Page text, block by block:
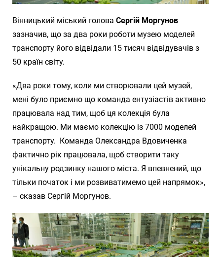
Вінницький міський голова Сергій Моргунов
зазначив, що за два роки роботи музею моделей
транспорту його відвідали 15 тисяч відвідувачів з
50 країн світу.
«Два роки тому, коли ми створювали цей музей,
мені було приємно що команда ентузіастів активно
працювала над тим, щоб ця колекція була
найкращою. Ми маємо колекцію із 7000 моделей
транспорту. Команда Олександра Вдовиченка
фактично рік працювала, щоб створити таку
унікальну родзинку нашого міста. Я впевнений, що
тільки початок і ми розвиватимемо цей напрямок»,
– сказав Сергій Моргунов.